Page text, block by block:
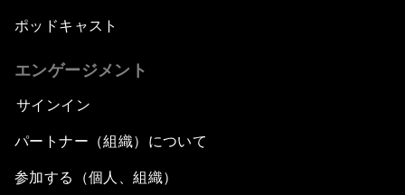
ポッドキャスト
エンゲージメント
サインイン
パートナー（組織）について
参加する（個人、組織）